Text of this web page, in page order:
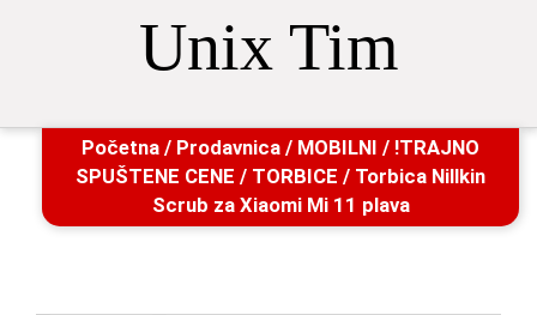
Unix Tim
Početna / Prodavnica / MOBILNI / !TRAJNO
SPUŠTENE CENE / TORBICE / Torbica Nillkin
Scrub za Xiaomi Mi 11 plava